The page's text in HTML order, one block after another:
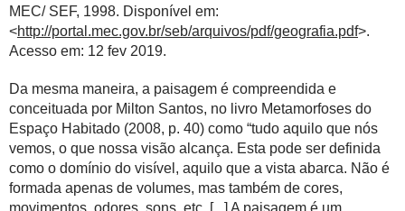
MEC/ SEF, 1998. Disponível em:
<http://portal.mec.gov.br/seb/arquivos/pdf/geografia.pdf>.
Acesso em: 12 fev 2019.
Da mesma maneira, a paisagem é compreendida e
conceituada por Milton Santos, no livro Metamorfoses do
Espaço Habitado (2008, p. 40) como “tudo aquilo que nós
vemos, o que nossa visão alcança. Esta pode ser definida
como o domínio do visível, aquilo que a vista abarca. Não é
formada apenas de volumes, mas também de cores,
movimentos, odores, sons, etc. [...] A paisagem é um